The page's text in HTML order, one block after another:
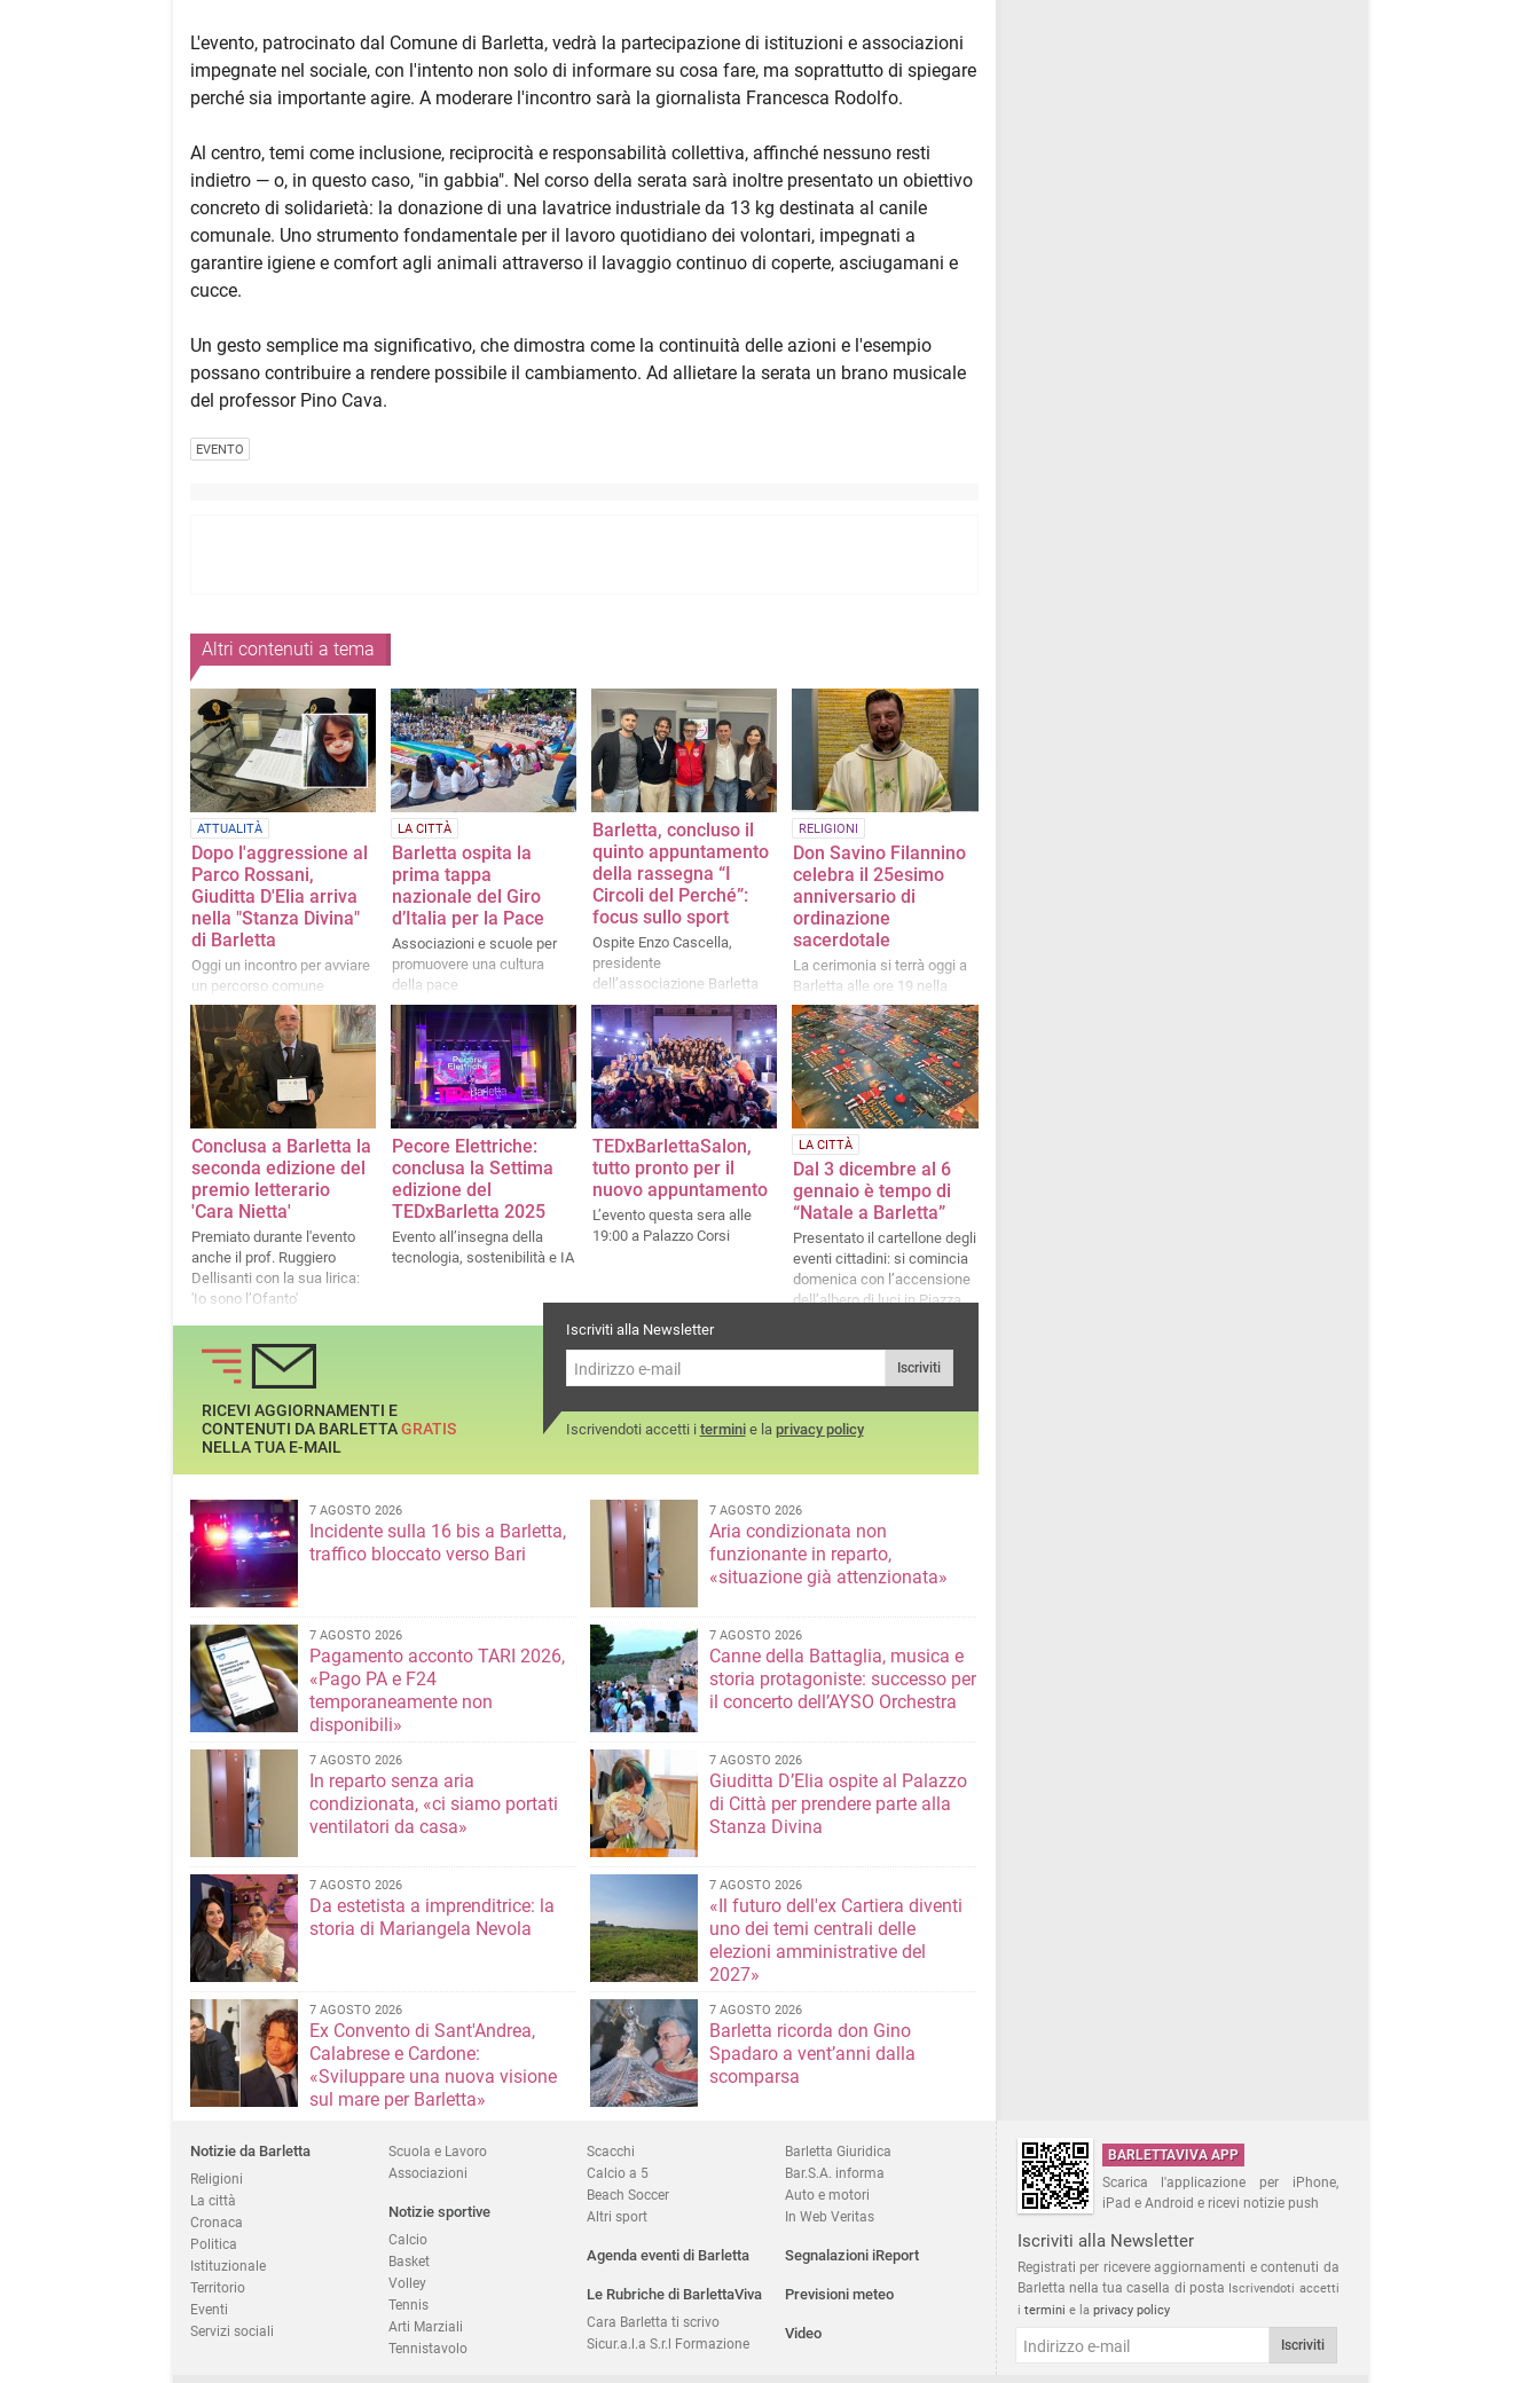
L'evento, patrocinato dal Comune di Barletta, vedrà la partecipazione di istituzioni e associazioni
impegnate nel sociale, con l'intento non solo di informare su cosa fare, ma soprattutto di spiegare
perché sia importante agire. A moderare l'incontro sarà la giornalista Francesca Rodolfo.
Al centro, temi come inclusione, reciprocità e responsabilità collettiva, affinché nessuno resti
indietro — o, in questo caso, "in gabbia". Nel corso della serata sarà inoltre presentato un obiettivo
concreto di solidarietà: la donazione di una lavatrice industriale da 13 kg destinata al canile
comunale. Uno strumento fondamentale per il lavoro quotidiano dei volontari, impegnati a
garantire igiene e comfort agli animali attraverso il lavaggio continuo di coperte, asciugamani e
cucce.
Un gesto semplice ma significativo, che dimostra come la continuità delle azioni e l'esempio
possano contribuire a rendere possibile il cambiamento. Ad allietare la serata un brano musicale
del professor Pino Cava.
EVENTO
Altri contenuti a tema
ATTUALITÀ
Dopo l'aggressione al
Parco Rossani,
Giuditta D'Elia arriva
nella "Stanza Divina"
di Barletta
Oggi un incontro per avviare
un percorso comune
antibullismo e antiviolenza
LA CITTÀ
Barletta ospita la
prima tappa
nazionale del Giro
d’Italia per la Pace
Associazioni e scuole per
promuovere una cultura
della pace
Barletta, concluso il
quinto appuntamento
della rassegna “I
Circoli del Perché”:
focus sullo sport
Ospite Enzo Cascella,
presidente
dell’associazione Barletta
Sportiva
RELIGIONI
Don Savino Filannino
celebra il 25esimo
anniversario di
ordinazione
sacerdotale
La cerimonia si terrà oggi a
Barletta alle ore 19 nella
parrocchia Sacra Famiglia
Conclusa a Barletta la
seconda edizione del
premio letterario
'Cara Nietta'
Premiato durante l'evento
anche il prof. Ruggiero
Dellisanti con la sua lirica:
'Io sono l’Ofanto'
Pecore Elettriche:
conclusa la Settima
edizione del
TEDxBarletta 2025
Evento all’insegna della
tecnologia, sostenibilità e IA
TEDxBarlettaSalon,
tutto pronto per il
nuovo appuntamento
L’evento questa sera alle
19:00 a Palazzo Corsi
LA CITTÀ
Dal 3 dicembre al 6
gennaio è tempo di
“Natale a Barletta”
Presentato il cartellone degli
eventi cittadini: si comincia
domenica con l’accensione
dell’albero di luci in Piazza
Iscriviti alla Newsletter
Iscriviti
Iscrivendoti accetti i terminie la privacy policy
RICEVI AGGIORNAMENTI E
CONTENUTI DA BARLETTAGRATIS
NELLA TUA E-MAIL
7 AGOSTO 2026
Incidente sulla 16 bis a Barletta,
traffico bloccato verso Bari
7 AGOSTO 2026
Aria condizionata non
funzionante in reparto,
«situazione già attenzionata»
7 AGOSTO 2026
Pagamento acconto TARI 2026,
«Pago PA e F24
temporaneamente non
disponibili»
7 AGOSTO 2026
Canne della Battaglia, musica e
storia protagoniste: successo per
il concerto dell’AYSO Orchestra
7 AGOSTO 2026
In reparto senza aria
condizionata, «ci siamo portati
ventilatori da casa»
7 AGOSTO 2026
Giuditta D’Elia ospite al Palazzo
di Città per prendere parte alla
Stanza Divina
7 AGOSTO 2026
Da estetista a imprenditrice: la
storia di Mariangela Nevola
7 AGOSTO 2026
«Il futuro dell'ex Cartiera diventi
uno dei temi centrali delle
elezioni amministrative del
2027»
7 AGOSTO 2026
Ex Convento di Sant'Andrea,
Calabrese e Cardone:
«Sviluppare una nuova visione
sul mare per Barletta»
7 AGOSTO 2026
Barletta ricorda don Gino
Spadaro a vent’anni dalla
scomparsa
Notizie da Barletta
Religioni
La città
Cronaca
Politica
Istituzionale
Territorio
Eventi
Servizi sociali
Scuola e Lavoro
Associazioni
Notizie sportive
Calcio
Basket
Volley
Tennis
Arti Marziali
Tennistavolo
Scacchi
Calcio a 5
Beach Soccer
Altri sport
Agenda eventi di Barletta
Le Rubriche di BarlettaViva
Cara Barletta ti scrivo
Sicur.a.l.a S.r.l Formazione
Barletta Giuridica
Bar.S.A. informa
Auto e motori
In Web Veritas
Segnalazioni iReport
Previsioni meteo
Video
BARLETTAVIVA APP
Scarica l'applicazione per iPhone,
iPad e Android e ricevi notizie push
Iscriviti alla Newsletter
Registrati per ricevere aggiornamenti e contenuti da
Barletta nella tua casella di posta Iscrivendoti accetti
i termini e la privacy policy
Iscriviti